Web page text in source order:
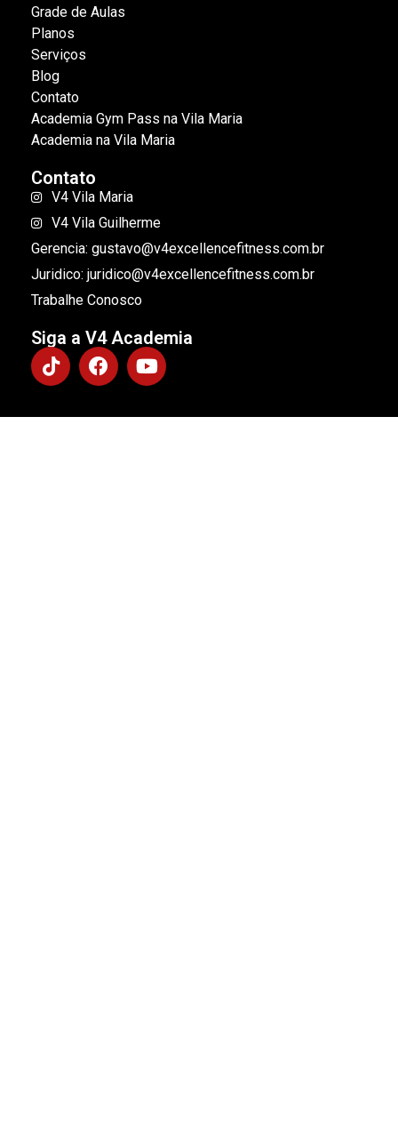
Grade de Aulas
Planos
Serviços
Blog
Contato
Academia Gym Pass na Vila Maria
Academia na Vila Maria
Contato
V4 Vila Maria
V4 Vila Guilherme
Gerencia: gustavo@v4excellencefitness.com.br
Juridico: juridico@v4excellencefitness.com.br
Trabalhe Conosco
Siga a V4 Academia